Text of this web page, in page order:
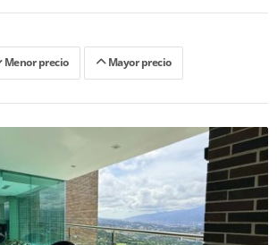
Menor precio Mayor precio